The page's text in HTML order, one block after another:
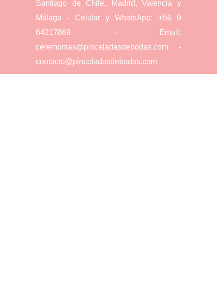
Santiago de Chile, Madrid, Valencia y
Málaga - Celular y WhatsApp: +56 9
64217869 - Email:
ceremonias@pinceladasdebodas.com -
contacto@pinceladasdebodas.com